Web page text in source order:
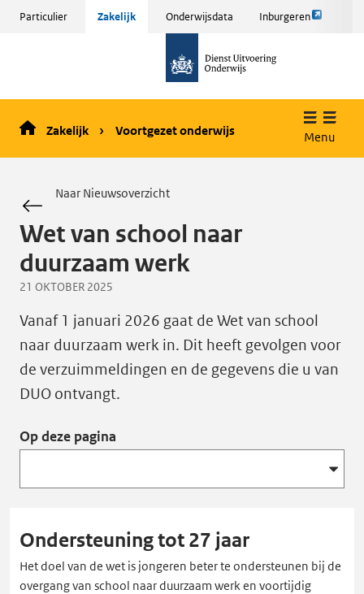
Sla
naar
inhoud
Particulier Zakelijk Onderwijsdata Inburgeren
Link
pagina
de
Zakelijk Voortgezet onderwijs Menu
Naar Nieuwsoverzicht
Wet van school naar
duurzaam werk
21 OKTOBER 2025
Vanaf 1 januari 2026 gaat de Wet van school
naar duurzaam werk in. Dit heeft gevolgen voor
de verzuimmeldingen en de gegevens die u van
DUO ontvangt.
Op deze pagina
Ondersteuning tot 27 jaar
Het doel van de wet is jongeren beter te ondersteunen bij de
overgang van school naar duurzaam werk en voortijdig